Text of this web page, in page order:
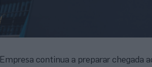
Empresa continua a preparar chegada